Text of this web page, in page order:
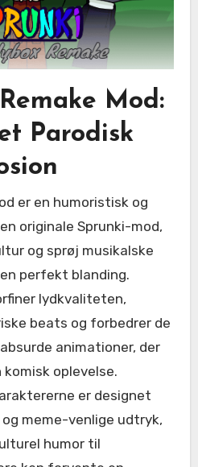
Mod:
Parodisk
originale Sprunki-mod,
og sprøj musikalske
perfekt blanding.
lydkvaliteten,
beats og forbedrer de
animationer, der
oplevelse.
er designet
meme-venlige udtryk,
humor til